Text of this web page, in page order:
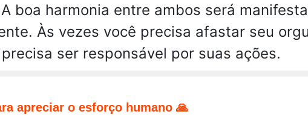
boa harmonia entre ambos será
Às vezes você precisa afastar seu
ser responsável por suas ações.
apreciar o esforço humano 🙏